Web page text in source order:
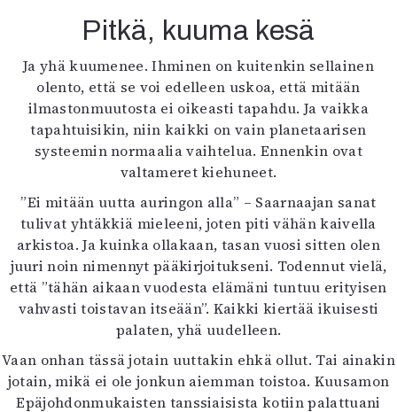
Sarjakuva
Sámegillii
Pääkirjoitus
Paperilehdestä
Oulu2026
Näyttelyt
Musiikki
Levyt
Kirjat
In English
Esitystaide
Arkisto
Lehdet
4/2026
2–3/2026
1/2026
Pitkä, kuuma kesä
Ja yhä kuumenee. Ihminen on kuitenkin sellainen
olento, että se voi edelleen uskoa, että mitään
ilmastonmuutosta ei oikeasti tapahdu. Ja vaikka
tapahtuisikin, niin kaikki on vain planetaarisen
systeemin normaalia vaihtelua. Ennenkin ovat
valtameret kiehuneet.
”Ei mitään uutta auringon alla” – Saarnaajan sanat
tulivat yhtäkkiä mieleeni, joten piti vähän kaivella
arkistoa. Ja kuinka ollakaan, tasan vuosi sitten olen
juuri noin nimennyt pääkirjoitukseni. Todennut vielä,
että ”tähän aikaan vuodesta elämäni tuntuu erityisen
vahvasti toistavan itseään”. Kaikki kiertää ikuisesti
palaten, yhä uudelleen.
Vaan onhan tässä jotain uuttakin ehkä ollut. Tai ainakin
jotain, mikä ei ole jonkun aiemman toistoa. Kuusamon
Epäjohdonmukaisten tanssiaisista kotiin palattuani